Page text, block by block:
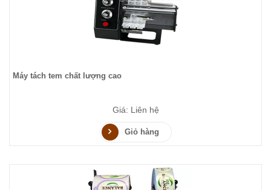
Máy tách tem chất lượng cao
Giá: Liên hệ
Giỏ hàng